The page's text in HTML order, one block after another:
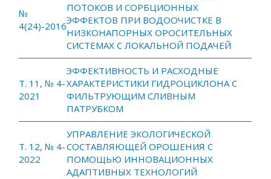
№
4(24)-2016
ПОТОКОВ И СОРБЦИОННЫХ
ЭФФЕКТОВ ПРИ ВОДООЧИСТКЕ В
НИЗКОНАПОРНЫХ ОРОСИТЕЛЬНЫХ
СИСТЕМАХ С ЛОКАЛЬНОЙ ПОДАЧЕЙ
Т. 11, № 4-
2021
ЭФФЕКТИВНОСТЬ И РАСХОДНЫЕ
ХАРАКТЕРИСТИКИ ГИДРОЦИКЛОНА С
ФИЛЬТРУЮЩИМ СЛИВНЫМ
ПАТРУБКОМ
Т. 12, № 4-
2022
УПРАВЛЕНИЕ ЭКОЛОГИЧЕСКОЙ
СОСТАВЛЯЮЩЕЙ ОРОШЕНИЯ С
ПОМОЩЬЮ ИННОВАЦИОННЫХ
АДАПТИВНЫХ ТЕХНОЛОГИЙ